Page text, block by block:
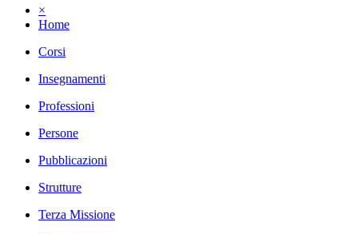
×
Home
Corsi
Insegnamenti
Professioni
Persone
Pubblicazioni
Strutture
Terza Missione